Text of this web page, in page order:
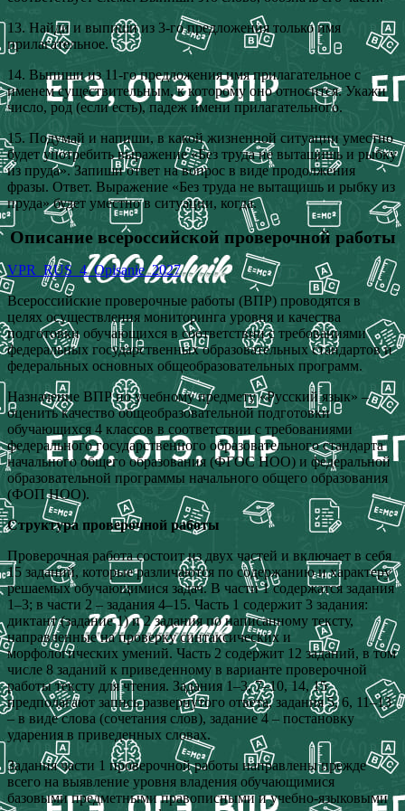
13. Найди и выпиши из 3-го предложения только имя
прилагательное.
14. Выпиши из 11-го предложения имя прилагательное с
именем существительным, к которому оно относится. Укажи
число, род (если есть), падеж имени прилагательного.
15. Подумай и напиши, в какой жизненной ситуации уместно
будет употребить выражение «Без труда не вытащишь и рыбку
из пруда». Запиши ответ на вопрос в виде продолжения
фразы. Ответ. Выражение «Без труда не вытащишь и рыбку из
пруда» будет уместно в ситуации, когда.
Описание всероссийской проверочной работы
VPR_RUS_4_Opisanie_2027
Всероссийские проверочные работы (ВПР) проводятся в
целях осуществления мониторинга уровня и качества
подготовки обучающихся в соответствии с требованиями
федеральных государственных образовательных стандартов и
федеральных основных общеобразовательных программ.
Назначение ВПР по учебному предмету «Русский язык» –
оценить качество общеобразовательной подготовки
обучающихся 4 классов в соответствии с требованиями
федерального государственного образовательного стандарта
начального общего образования (ФГОС НОО) и федеральной
образовательной программы начального общего образования
(ФОП НОО).
Структура проверочной работы
Проверочная работа состоит из двух частей и включает в себя
15 заданий, которые различаются по содержанию и характеру
решаемых обучающимися задач. В части 1 содержатся задания
1–3; в части 2 – задания 4–15. Часть 1 содержит 3 задания:
диктант (задание 1) и 2 задания по написанному тексту,
направленные на проверку синтаксических и
морфологических умений. Часть 2 содержит 12 заданий, в том
числе 8 заданий к приведенному в варианте проверочной
работы тексту для чтения. Задания 1–3, 7–10, 14, 15
предполагают запись развернутого ответа, задания 5, 6, 11–13
– в виде слова (сочетания слов), задание 4 – постановку
ударения в приведенных словах.
Задания части 1 проверочной работы направлены прежде
всего на выявление уровня владения обучающимися
базовыми предметными правописными и учебно-языковыми